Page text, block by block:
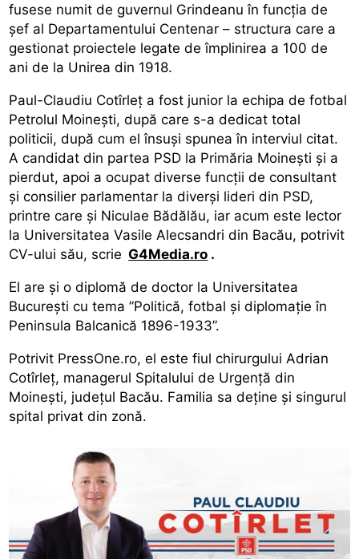
fusese numit de guvernul Grindeanu în funcția de
șef al Departamentului Centenar – structura care a
gestionat proiectele legate de împlinirea a 100 de
ani de la Unirea din 1918.
Paul-Claudiu Cotîrleț a fost junior la echipa de fotbal
Petrolul Moinești, după care s-a dedicat total
politicii, după cum el însuși spunea în interviul citat.
A candidat din partea PSD la Primăria Moinești și a
pierdut, apoi a ocupat diverse funcții de consultant
și consilier parlamentar la diverși lideri din PSD,
printre care și Niculae Bădălău, iar acum este lector
la Universitatea Vasile Alecsandri din Bacău, potrivit
CV-ului său, scrie G4Media.ro .
El are și o diplomă de doctor la Universitatea
București cu tema ”Politică, fotbal şi diplomaţie în
Peninsula Balcanică 1896-1933”.
Potrivit PressOne.ro, el este fiul chirurgului Adrian
Cotîrleț, managerul Spitalului de Urgență din
Moinești, județul Bacău. Familia sa deține și singurul
spital privat din zonă.